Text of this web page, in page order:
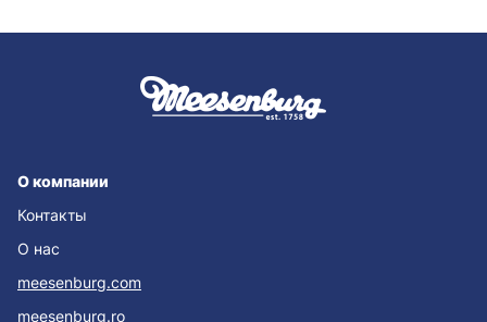
О компании
Контакты
О нас
meesenburg.com
meesenburg.ro